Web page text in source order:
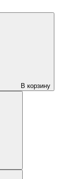
В корзину